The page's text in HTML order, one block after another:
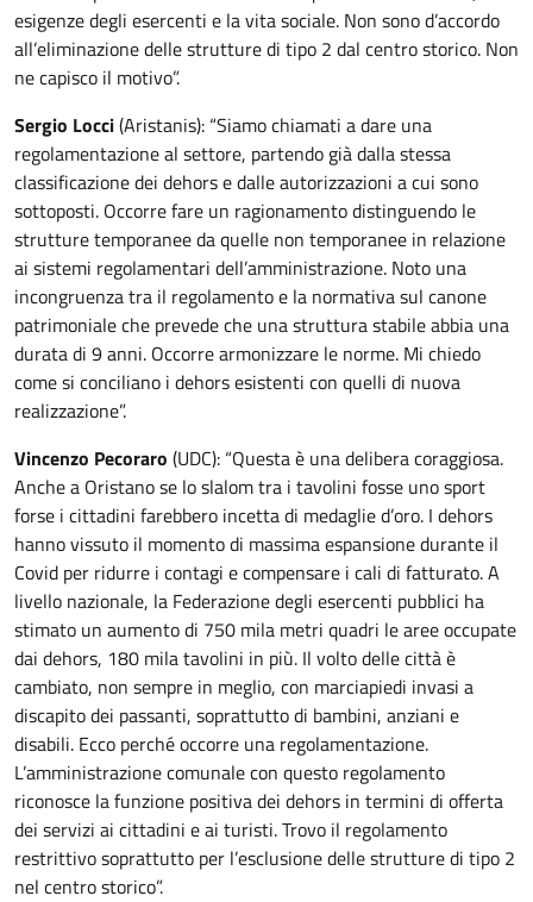
esigenze degli esercenti e la vita sociale. Non sono d’accordo
all’eliminazione delle strutture di tipo 2 dal centro storico. Non
ne capisco il motivo”.
Sergio Locci(Aristanis): “Siamo chiamati a dare una
regolamentazione al settore, partendo già dalla stessa
classificazione dei dehors e dalle autorizzazioni a cui sono
sottoposti. Occorre fare un ragionamento distinguendo le
strutture temporanee da quelle non temporanee in relazione
ai sistemi regolamentari dell’amministrazione. Noto una
incongruenza tra il regolamento e la normativa sul canone
patrimoniale che prevede che una struttura stabile abbia una
durata di 9 anni. Occorre armonizzare le norme. Mi chiedo
come si conciliano i dehors esistenti con quelli di nuova
realizzazione”.
Vincenzo Pecoraro (UDC): “Questa è una delibera coraggiosa.
Anche a Oristano se lo slalom tra i tavolini fosse uno sport
forse i cittadini farebbero incetta di medaglie d’oro. I dehors
hanno vissuto il momento di massima espansione durante il
Covid per ridurre i contagi e compensare i cali di fatturato. A
livello nazionale, la Federazione degli esercenti pubblici ha
stimato un aumento di 750 mila metri quadri le aree occupate
dai dehors, 180 mila tavolini in più. Il volto delle città è
cambiato, non sempre in meglio, con marciapiedi invasi a
discapito dei passanti, soprattutto di bambini, anziani e
disabili. Ecco perché occorre una regolamentazione.
L’amministrazione comunale con questo regolamento
riconosce la funzione positiva dei dehors in termini di offerta
dei servizi ai cittadini e ai turisti. Trovo il regolamento
restrittivo soprattutto per l’esclusione delle strutture di tipo 2
nel centro storico”.